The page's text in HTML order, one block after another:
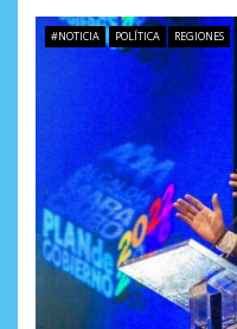
#NOTICIA POLÍTICA REGIONES